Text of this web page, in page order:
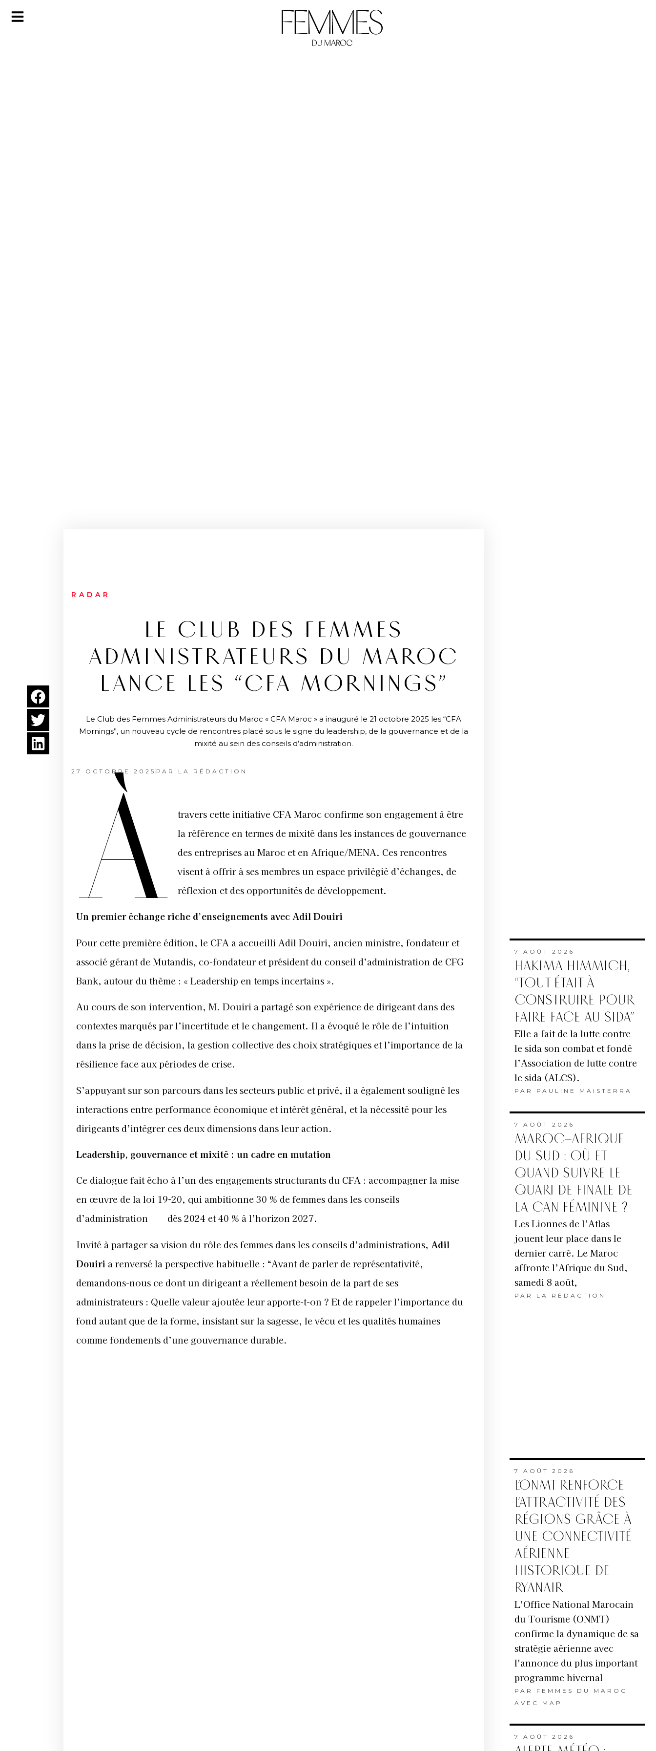
RADAR
LE CLUB DES FEMMES
ADMINISTRATEURS DU MAROC
LANCE LES “CFA MORNINGS”
Le Club des Femmes Administrateurs du Maroc « CFA Maroc » a inauguré le 21 octobre 2025 les “CFA
Mornings”, un nouveau cycle de rencontres placé sous le signe du leadership, de la gouvernance et de la
mixité au sein des conseils d’administration.
27 OCTOBRE 2025 PAR LA RÉDACTION
À
travers cette initiative CFA Maroc confirme son engagement à être
la référence en termes de mixité dans les instances de gouvernance
des entreprises au Maroc et en Afrique/MENA. Ces rencontres
visent à offrir à ses membres un espace privilégié d’échanges, de
réflexion et des opportunités de développement.
Un premier échange riche d’enseignements avec Adil Douiri
Pour cette première édition, le CFA a accueilli Adil Douiri, ancien ministre, fondateur et
associé gérant de Mutandis, co-fondateur et président du conseil d’administration de CFG
Bank, autour du thème : « Leadership en temps incertains ».
Au cours de son intervention, M. Douiri a partagé son expérience de dirigeant dans des
contextes marqués par l’incertitude et le changement. Il a évoqué le rôle de l’intuition
dans la prise de décision, la gestion collective des choix stratégiques et l’importance de la
résilience face aux périodes de crise.
S’appuyant sur son parcours dans les secteurs public et privé, il a également souligné les
interactions entre performance économique et intérêt général, et la nécessité pour les
dirigeants d’intégrer ces deux dimensions dans leur action.
Leadership, gouvernance et mixité : un cadre en mutation
Ce dialogue fait écho à l’un des engagements structurants du CFA : accompagner la mise
en œuvre de la loi 19-20, qui ambitionne 30 % de femmes dans les conseils
d’administration dès 2024 et 40 % à l’horizon 2027.
Invité à partager sa vision du rôle des femmes dans les conseils d’administrations, Adil
Douiri a renversé la perspective habituelle : “Avant de parler de représentativité,
demandons-nous ce dont un dirigeant a réellement besoin de la part de ses
administrateurs : Quelle valeur ajoutée leur apporte-t-on ? Et de rappeler l’importance du
fond autant que de la forme, insistant sur la sagesse, le vécu et les qualités humaines
comme fondements d’une gouvernance durable.
7 AOÛT 2026
HAKIMA HIMMICH,
“TOUT ÉTAIT À
CONSTRUIRE POUR
FAIRE FACE AU SIDA”
Elle a fait de la lutte contre
le sida son combat et fondé
l’Association de lutte contre
le sida (ALCS).
PAR PAULINE MAISTERRA
7 AOÛT 2026
MAROC–AFRIQUE
DU SUD : OÙ ET
QUAND SUIVRE LE
QUART DE FINALE DE
LA CAN FÉMININE ?
Les Lionnes de l’Atlas
jouent leur place dans le
dernier carré. Le Maroc
affronte l’Afrique du Sud,
samedi 8 août,
PAR LA RÉDACTION
7 AOÛT 2026
L’ONMT RENFORCE
L’ATTRACTIVITÉ DES
RÉGIONS GRÂCE À
UNE CONNECTIVITÉ
AÉRIENNE
HISTORIQUE DE
RYANAIR
L'Office National Marocain
du Tourisme (ONMT)
confirme la dynamique de sa
stratégie aérienne avec
l'annonce du plus important
programme hivernal
PAR FEMMES DU MAROC
AVEC MAP
7 AOÛT 2026